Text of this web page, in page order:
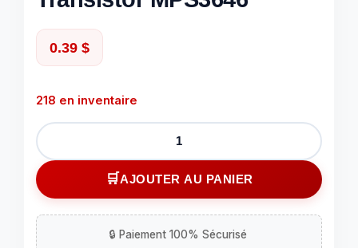
0.39 $
218 en inventaire
quantité
de
Transistor
MPS3646
AJOUTER AU PANIER